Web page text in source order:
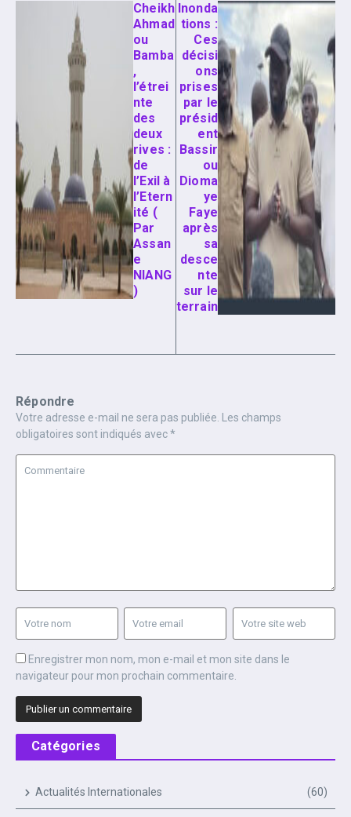
Cheikh
Ahmad
ou
Bamba
,
l’étrei
nte
des
deux
rives :
de
l’Exil à
l’Etern
ité (
Par
Assan
e
NIANG
)
Inonda
tions :
Ces
décisi
ons
prises
par le
présid
ent
Bassir
ou
Dioma
ye
Faye
après
sa
desce
nte
sur le
terrain
Répondre
Votre adresse e-mail ne sera pas publiée. Les champs
obligatoires sont indiqués avec*
Enregistrer mon nom, mon e-mail et mon site dans le
navigateur pour mon prochain commentaire.
Catégories
Actualités Internationales (60)